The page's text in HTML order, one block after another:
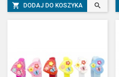
 DODAJ DO KOSZYKA 